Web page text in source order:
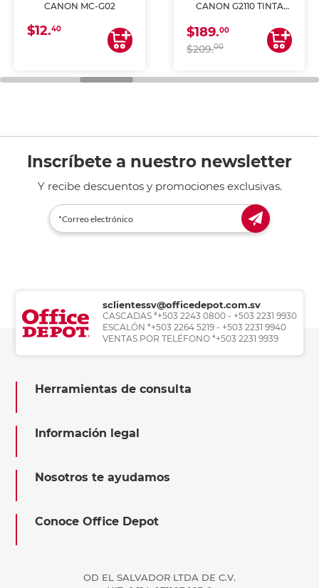
CANON MC-G02
$12.40
CANON G2110 TINTA
$189.00
$209.00
Inscríbete a nuestro newsletter
Y recibe descuentos y promociones exclusivas.
sclientessv@officedepot.com.sv
CASCADAS *+503 2243 0800 - +503 2231 9930
ESCALÓN *+503 2264 5219 - +503 2231 9940
VENTAS POR TELÉFONO *+503 2231 9939
Herramientas de consulta
Información legal
Nosotros te ayudamos
Conoce Office Depot
OD EL SALVADOR LTDA DE C.V.